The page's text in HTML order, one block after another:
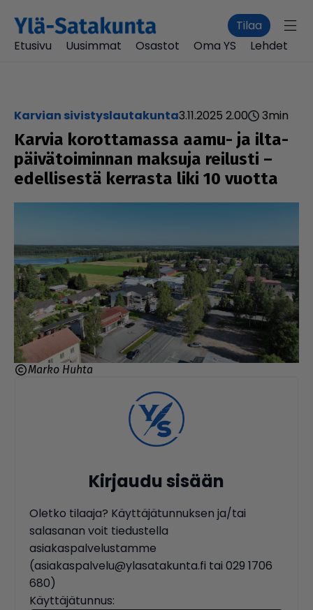
Tilaa
Etusivu
Uusimmat Osastot Oma YS Lehdet
Karvian sivistyslautakunta3.11.2025 2.00 3min
Karvia korot­ta­massa aamu- ja ilta­
päi­vä­toi­min­nan maksuja reilusti –
edel­li­sestä kerrasta liki 10 vuotta
Marko Huhta
Kirjaudu sisään
Oletko tilaaja? Käyttäjätunnuksen ja/tai
salasanan voit tiedustella
asiakaspalvelustamme
(asiakaspalvelu@ylasatakunta.fi tai 029 1706
680)
Käyttäjätunnus: